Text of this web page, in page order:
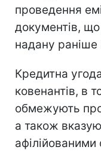
проведення
документів,
надану раніше
Кредитна
ковенантів, в
обмежують
а також